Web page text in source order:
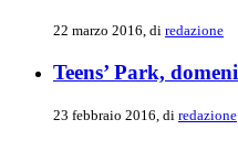
22 marzo 2016, di redazione
Teens’ Park,
23 febbraio 2016, di redazione